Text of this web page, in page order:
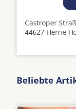
Castroper
44627 Herne
Beliebte